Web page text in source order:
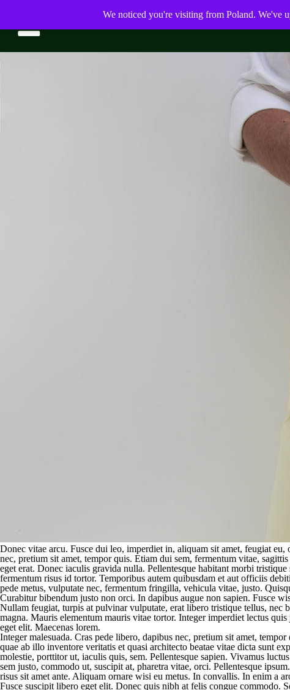
Donec vitae arcu. Fusce dui leo, imperdiet in, aliquam sit amet, feugiat
nec, pretium sit amet, tempor quis. Etiam dui sem, fermentum vitae,
eget erat. Donec iaculis gravida nulla. Pellentesque habitant morbi
fermentum risus id tortor. Temporibus autem quibusdam et aut officiis
pede metus, vulputate nec, fermentum fringilla, vehicula vitae, justo.
Curabitur bibendum justo non orci. In dapibus augue non sapien. Fusce
Nullam feugiat, turpis at pulvinar vulputate, erat libero tristique tellus, nec
magna. Mauris elementum mauris vitae tortor. Integer imperdiet lectus
eget elit. Maecenas lorem.
Integer malesuada. Cras pede libero, dapibus nec, pretium sit amet,
quae ab illo inventore veritatis et quasi architecto beatae vitae dicta sunt
molestie, porttitor ut, iaculis quis, sem. Pellentesque sapien. Vivamus
sem justo, commodo ut, suscipit at, pharetra vitae, orci. Pellentesque
risus sit amet ante. Aliquam ornare wisi eu metus. In convallis. In enim a
Fusce suscipit libero eget elit. Donec quis nibh at felis congue commodo.
We noticed you're visiting from Poland. We've